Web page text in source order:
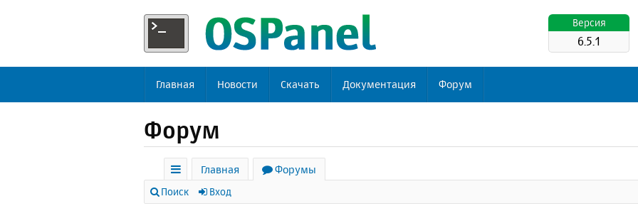
Версия
6.5.1
Главная Новости Скачать Документация Форум
Форум
с
Главная
Форумы
Поиск Вход